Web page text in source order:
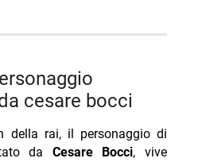
cesare bocci
della rai, il personaggio di
da Cesare Bocci, vive